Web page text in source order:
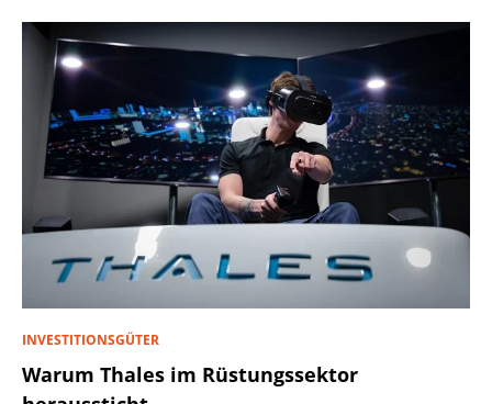
INVESTITIONSGÜTER
Warum Thales im Rüstungssektor